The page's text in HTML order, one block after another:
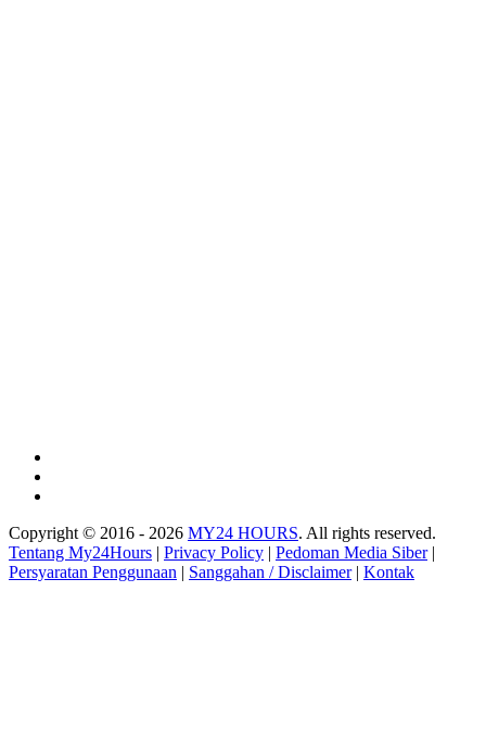
Copyright © 2016 - 2026 MY24 HOURS. All rights reserved.
Tentang My24Hours | Privacy Policy | Pedoman Media Siber|
Persyaratan Penggunaan | Sanggahan / Disclaimer| Kontak